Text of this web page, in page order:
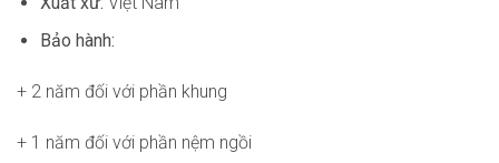
Bảo hành:
+ 2 năm đối với phần khung
+ 1 năm đối với phần nệm ngồi